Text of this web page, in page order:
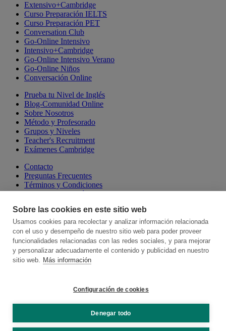
Extensivo+Cambridge
Curso Preparación IELTS
Curso Preparación PET
Conversation Club
Go-Online Intensivo
Intensivo+Cambridge
Go-Online Intensivo Verano
Go-Online Niños
Conversación Online
Prueba tu Nivel de Inglés
Blog-Comunidad Online
Sobre Nosotros
Método y Profesorado
Grupos y Niveles
Teacher's Recruitment
Exámenes Cambridge
Contacto
Preguntas Frecuentes
Términos y Condiciones
Aviso Legal y Política de Privacidad
Canal de Denuncias
Talking Online School
Cambridge Escuelas Presenciales
Hablamos, Spanish Language School
Somos miembros de:
Sobre las cookies en este sitio web
Usamos cookies para recolectar y analizar información relacionada
con el uso y desempeño de nuestro sitio web para poder proveer
funcionalidades relacionadas con las redes sociales, y para mejorar
y personalizar adecuadamente el contenido y publicidad en nuestro
sitio web. Más información
Configuración de cookies
Denegar todo